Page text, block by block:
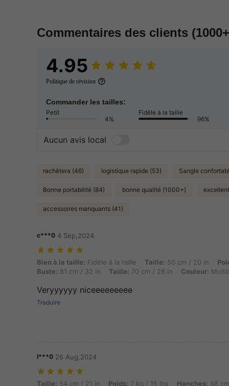
Commentaires des clients
4.95
Politique de révision
Commander les tailles:
Petit
4%
Fidèle à la taille
96%
Aucun avis local
rachètera (46) logistique rapide (53) Sangle
Bonne portabilité (84) bonne qualité (1000+)
accessoires manquants (41)
c***0 4 Sep,2024
Bien à la taille: Fidèle à la taille, Taille: 50 cm / 20 in, Poids: 7 kg /
Bien à la taille: Fidèle à la taille Taille: 50 cm / 20 in
Buste: 81 cm / 32 in Taille: 70 cm / 28 in Couleur:
Veryyyyyy niceeeeeeeee
Traduire
l***0 26 Aug,2024
Taille: 54 cm / 21 in, Poids: 7 kg / 15 lbs, Hanches: 88 cm / 35 in,
Taille: 54 cm / 21 in Poids: 7 kg / 15 lbs Hanches: 88